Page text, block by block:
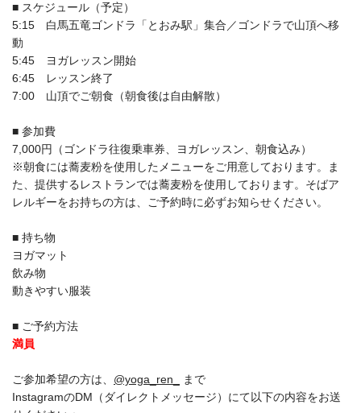
■ スケジュール（予定）
5:15 白馬五竜ゴンドラ「とおみ駅」集合／ゴンドラで山頂へ移
動
5:45 ヨガレッスン開始
6:45 レッスン終了
7:00 山頂でご朝食（朝食後は自由解散）
■ 参加費
7,000円（ゴンドラ往復乗車券、ヨガレッスン、朝食込み）
※朝食には蕎麦粉を使用したメニューをご用意しております。ま
た、提供するレストランでは蕎麦粉を使用しております。そばア
レルギーをお持ちの方は、ご予約時に必ずお知らせください。
■ 持ち物
ヨガマット
飲み物
動きやすい服装
■ ご予約方法
満員
ご参加希望の方は、 @yoga_ren_
まで
InstagramのDM（ダイレクトメッセージ）にて以下の内容をお送